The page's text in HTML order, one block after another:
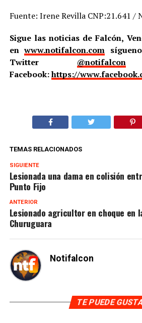
Fuente: Irene Revilla CNP:21.641 /
Sigue las noticias de Falcón,
enwww.notifalcon.com
Twitter @notifalcon
Facebook:https://
TEMAS RELACIONADOS
SIGUIENTE
Lesionada una dama en colisión
Punto Fijo
ANTERIOR
Lesionado agricultor en choque en
Churuguara
Notifalcon
TE PUEDE